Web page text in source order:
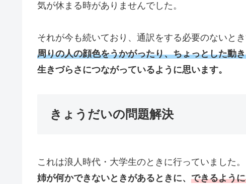
気が休まる時がありませんでした。
それが今も続いており、通訳をする必要のないと
周りの人の顔色をうかがったり、ちょっとした動
生きづらさにつながっているように思います。
きょうだいの問題解決
これは浪人時代・大学生のときに行っていました。
姉が何かできないときがあるときに、 できるよう